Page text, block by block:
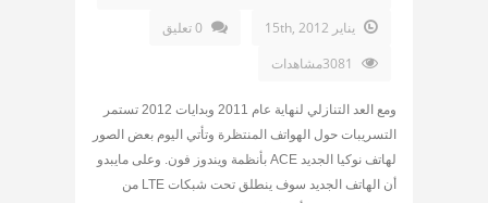
يناير 15th, 2012
0 تعليق
ومع العد التنازلي لنهاية عام 2011 وبدايات 2012 تستمر
التسريبات حول الهواتف المنتظرة وتأتي اليوم بعض الصور
لهاتف نوكيا الجديد ACE بأنظمة ويندوز فون. وعلى مايبدو
أن الهاتف الجديد سوف ينطلق تحت شبكات LTE من